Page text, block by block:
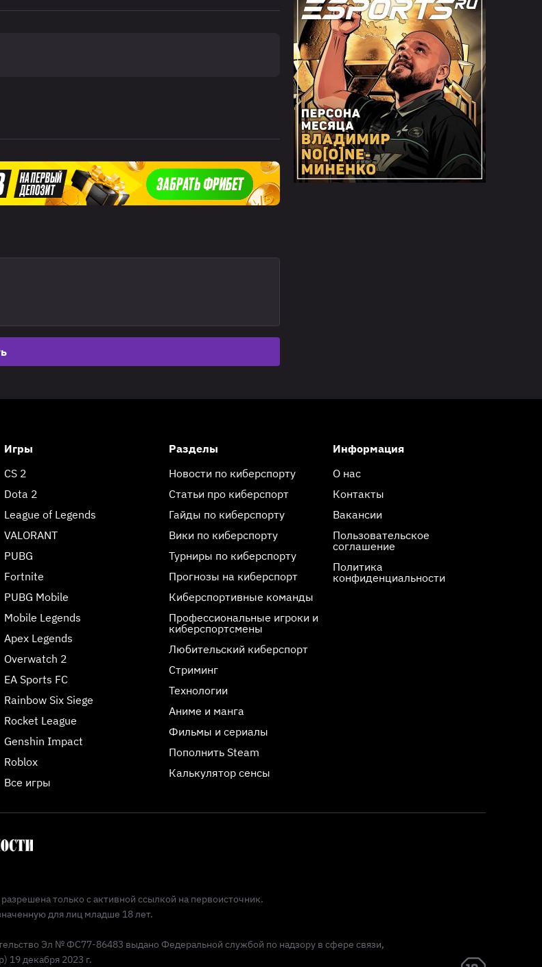
Игры
CS 2
Dota 2
League of Legends
VALORANT
PUBG
Fortnite
PUBG Mobile
Mobile Legends
Apex Legends
Overwatch 2
EA Sports FC
Rainbow Six Siege
Rocket League
Genshin Impact
Roblox
Все игры
Разделы
Новости по киберспорту
Статьи про киберспорт
Гайды по киберспорту
Вики по киберспорту
Турниры по киберспорту
Прогнозы на киберспорт
Киберспортивные команды
Профессиональные игроки и
киберспортсмены
Любительский киберспорт
Стриминг
Технологии
Аниме и манга
Фильмы и сериалы
Пополнить Steam
Калькулятор сенсы
Информация
О нас
Контакты
Вакансии
Пользовательское
соглашение
Политика
конфиденциальности
только с активной ссылкой на первоисточник.
для лиц младше 18 лет.
Эл № ФС77-86483 выдано Федеральной службой по надзору в сфере связи,
19 декабря 2023 г.